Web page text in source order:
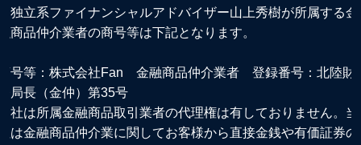
独立系ファイナンシャルアドバイザー山上秀樹が所属する金
商品仲介業者の商号等は下記となります。
号等：株式会社Fan 金融商品仲介業者 登録番号：北陸財
局長（金仲）第35号
社は所属金融商品取引業者の代理権は有しておりません。当
は金融商品仲介業に関してお客様から直接金銭や有価証券の